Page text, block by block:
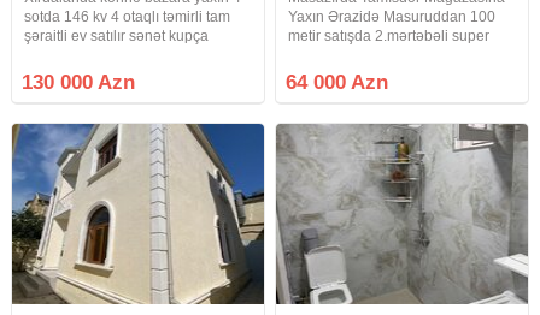
sotda 146 kv 4 otaqlı təmirli tam
şəraitli ev satılır sənət kupça
130 000 Azn
Yaxın Ərazidə Masuruddan 100
metir satışda 2.mərtəbəli super
Alıcı zəng eləsin Mətbəxt mebeli
yıgıllb Kombi sisdemi Qoşulub
64 000 Azn